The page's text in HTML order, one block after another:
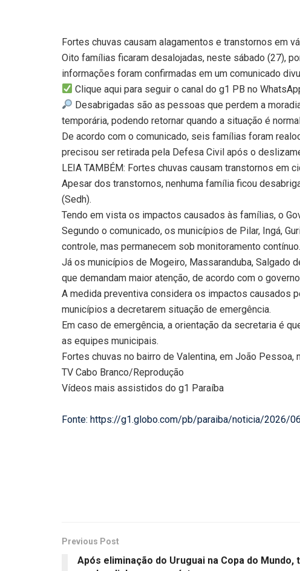
Fortes chuvas causam alagamentos e transtornos em
Oito famílias ficaram desalojadas, neste sábado (27),
informações foram confirmadas em um comunicado
Clique aqui para seguir o canal do g1 PB no
Desabrigadas são as pessoas que perdem a
temporária, podendo retornar quando a situação é
De acordo com o comunicado, seis famílias foram
precisou ser retirada pela Defesa Civil após o
LEIA TAMBÉM: Fortes chuvas causam transtornos em
Apesar dos transtornos, nenhuma família ficou
(Sedh).
Tendo em vista os impactos causados às famílias, o
Segundo o comunicado, os municípios de Pilar, Ingá,
controle, mas permanecem sob monitoramento contínuo.
Já os municípios de Mogeiro, Massaranduba, Salgado
que demandam maior atenção, de acordo com o
A medida preventiva considera os impactos causados
municípios a decretarem situação de emergência.
Em caso de emergência, a orientação da secretaria é
as equipes municipais.
Fortes chuvas no bairro de Valentina, em João Pessoa,
TV Cabo Branco/Reprodução
Vídeos mais assistidos do g1 Paraíba
Fonte: https://g1.globo.com/pb/paraiba/noticia/2026/
Previous Post
Após eliminação do Uruguai na Copa do